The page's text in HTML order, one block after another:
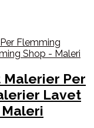
Per
Lavet
Maleri